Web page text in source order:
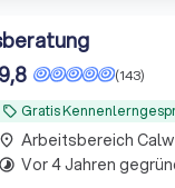
local_offer Gratis
(143)
9,8
place Arbeitsbereich Calw
timelapse Vor 4 Jahren